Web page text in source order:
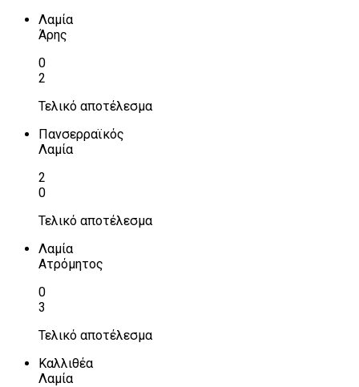
Λαμία
Άρης
0
2
Τελικό αποτέλεσμα
Πανσερραϊκός
Λαμία
2
0
Τελικό αποτέλεσμα
Λαμία
Ατρόμητος
0
3
Τελικό αποτέλεσμα
Καλλιθέα
Λαμία